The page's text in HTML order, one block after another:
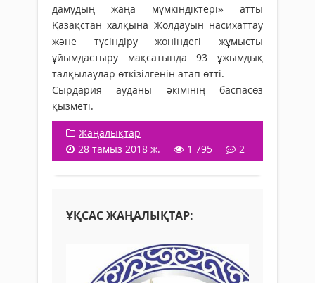
дамудың жаңа мүмкіндіктері» атты
Қазақстан халқына Жолдауын насихаттау
және түсіндіру жөніндегі жұмысты
ұйымдастыру мақсатында 93 ұжымдық
талқылаулар өткізілгенін атап өтті.
Сырдария ауданы әкімінің баспасөз
қызметі.
Жаңалықтар
28 тамыз 2018 ж.
1 795 2
ҰҚСАС ЖАҢАЛЫҚТАР: